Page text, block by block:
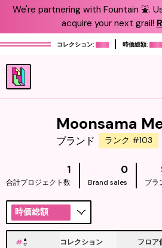
We're partnering with Fountain ⛲️.
acquire your next grail!
コレクション: 時価総額:
Moonsama
ブランド ランク #103
1
合計プロジェクト数
0
Brand sales ブラ
時価総額
# コレクション フロア